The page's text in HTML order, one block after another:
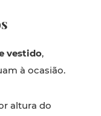
vestido,
à ocasião.
altura do